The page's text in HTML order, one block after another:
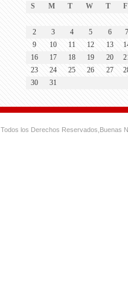
S
M T W T F
2 3 4 5 6
9
10 11 12 13
16
17 18 19 20
23
24 25 26 27
30
31
. Todos los Derechos Reservados, Buenas